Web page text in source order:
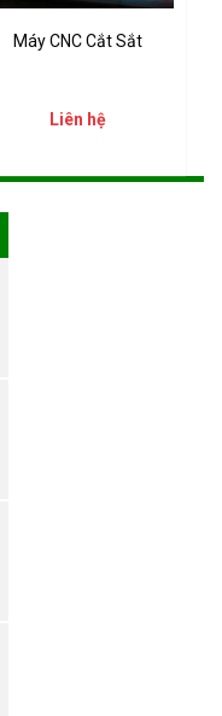
Máy CNC Cắt Sắt
Liên hệ